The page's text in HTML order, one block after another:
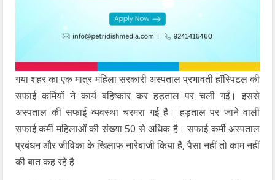
गया शहर का एक मात्र महिला सरकारी अस्पताल प्रभावती हॉस्पिटल की
सफाई कर्मियों ने कार्य बहिष्कार कर हड़ताल पर चली गईं। इससे
अस्पताल की सफाई व्यवस्था चरमरा गई है। हड़ताल पर जाने वाली
सफाई कर्मी महिलाओं की संख्या 50 से अधिक है। सफाई कर्मी अस्पताल
प्रबंधन और जीविका के खिलाफ नारेबाजी किया है, पैसा नहीं तो काम नहीं
की बात कह रहे है